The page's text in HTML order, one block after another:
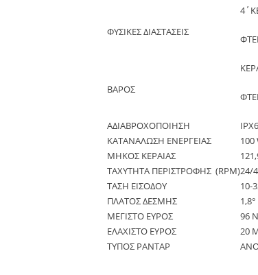
ΦΥΣΙΚΕΣ ΔΙΑΣΤΑΣΕΙΣ
ΒΑΡΟΣ
ΑΔΙΑΒΡΟΧΟΠΟΙΗΣΗ
IPX6
ΚΑΤΑΝΑΛΩΣΗ ΕΝΕΡΓΕΙΑΣ
100
ΜΗΚΟΣ ΚΕΡΑΙΑΣ
ΤΑΧΥΤΗΤΑ ΠΕΡΙΣΤΡΟΦΗΣ (RPM)24/
ΤΑΣΗ ΕΙΣΟΔΟΥ
10-
ΠΛΑΤΟΣ ΔΕΣΜΗΣ
ΜΕΓΙΣΤΟ ΕΥΡΟΣ
96
ΕΛΑΧΙΣΤΟ ΕΥΡΟΣ
20
ΤΥΠΟΣ ΡΑΝΤΑΡ